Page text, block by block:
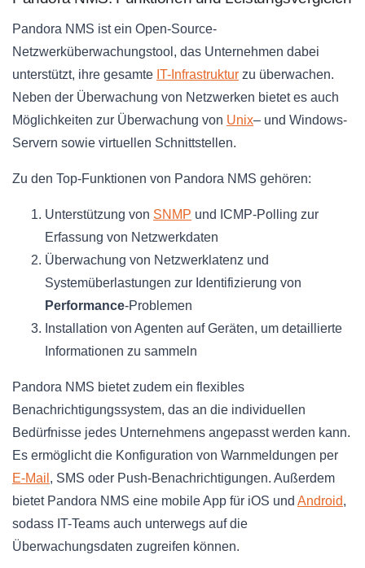
Pandora NMS ist ein Open-Source-
Netzwerküberwachungstool, das Unternehmen dabei
unterstützt, ihre gesamte IT-Infrastruktur zu überwachen.
Neben der Überwachung von Netzwerken bietet es auch
Möglichkeiten zur Überwachung von Unix– und Windows-
Servern sowie virtuellen Schnittstellen.
Zu den Top-Funktionen von Pandora NMS gehören:
Unterstützung von SNMP und ICMP-Polling zur
Erfassung von Netzwerkdaten
Überwachung von Netzwerklatenz und
Systemüberlastungen zur Identifizierung von
Performance-Problemen
Installation von Agenten auf Geräten, um detaillierte
Informationen zu sammeln
Pandora NMS bietet zudem ein flexibles
Benachrichtigungssystem, das an die individuellen
Bedürfnisse jedes Unternehmens angepasst werden kann.
Es ermöglicht die Konfiguration von Warnmeldungen per
E-Mail , SMS oder Push-Benachrichtigungen. Außerdem
bietet Pandora NMS eine mobile App für iOS und Android,
sodass IT-Teams auch unterwegs auf die
Überwachungsdaten zugreifen können.